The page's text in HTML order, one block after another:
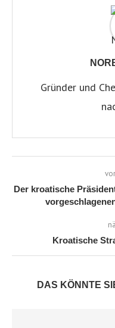
Gründer und
Der kroatische
Kroatische
DAS KÖNNTE